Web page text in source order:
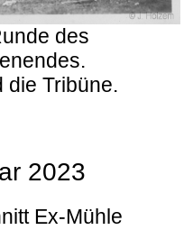
des
die Tribüne.
2023
Ex-Mühle